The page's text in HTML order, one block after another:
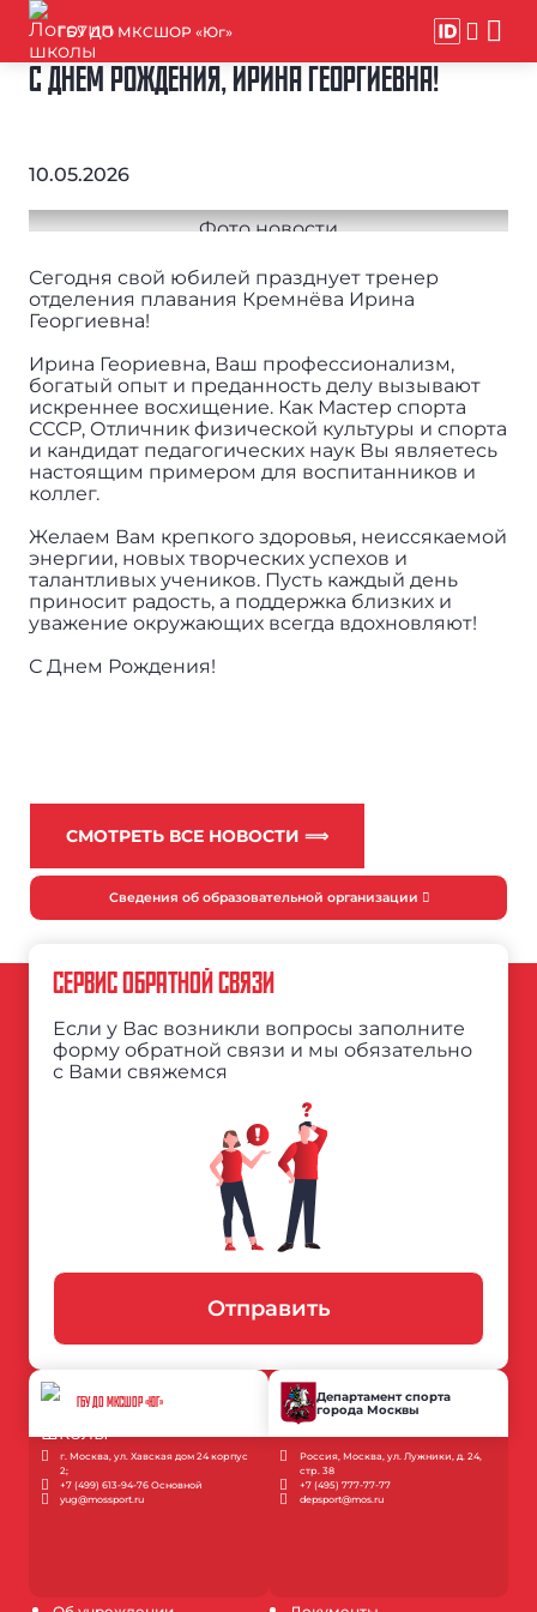
ГБУ ДО МКСШОР «Юг»
С ДНЕМ РОЖДЕНИЯ, ИРИНА ГЕОРГИЕВНА!
10.05.2026
Сегодня свой юбилей празднует тренер
отделения плавания Кремнёва Ирина
Георгиевна!
Ирина Геориевна, Ваш профессионализм,
богатый опыт и преданность делу вызывают
искреннее восхищение. Как Мастер спорта
СССР, Отличник физической культуры и спорта
и кандидат педагогических наук Вы являетесь
настоящим примером для воспитанников и
коллег.
Желаем Вам крепкого здоровья, неиссякаемой
энергии, новых творческих успехов и
талантливых учеников. Пусть каждый день
приносит радость, а поддержка близких и
уважение окружающих всегда вдохновляют!
С Днем Рождения!
СМОТРЕТЬ ВСЕ НОВОСТИ ⟹
Сведения об образовательной организации
СЕРВИС ОБРАТНОЙ СВЯЗИ
Если у Вас возникли вопросы заполните
форму обратной связи и мы обязательно
с Вами свяжемся
Отправить
ГБУ ДО МКСШОР «ЮГ»
г. Москва, ул. Хавская дом 24 корпус
2;
+7 (499) 613-94-76 Основной
yug@mossport.ru
Департамент спорта
города Москвы
Россия, Москва, ул. Лужники, д. 24,
стр. 38
+7 (495) 777-77-77
depsport@mos.ru